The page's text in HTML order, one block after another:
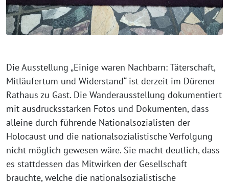
Die Ausstellung „Einige waren Nachbarn: Täterschaft,
Mitläufertum und Widerstand“ ist derzeit im Dürener
Rathaus zu Gast. Die Wanderausstellung dokumentiert
mit ausdrucks­starken Fotos und Dokumenten, dass
alleine durch führende Nationalsozialisten der
Holocaust und die nationalsozialis­tische Verfolgung
nicht möglich gewesen wäre. Sie macht deutlich, dass
es stattdessen das Mitwirken der Gesellschaft
brauchte, welche die nationalsozialistische